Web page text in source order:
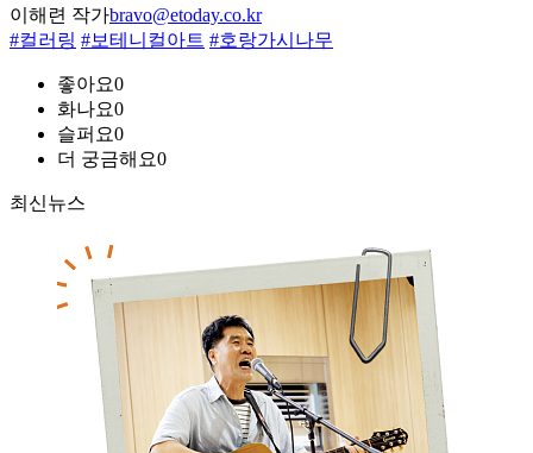
이해련 작가bravo@etoday.co.kr
#컬러링 #보테니컬아트 #호랑가시나무
좋아요0
화나요0
슬퍼요0
더 궁금해요0
최신뉴스